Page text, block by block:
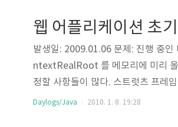
웹 어플리케이션 초
발생일: 2009.01.06 문제: 진행 중인
ntextRealRoot 를 메모리에 미리 올
정할 사항들이 많다. 스트럿츠 프레
츠 프레임웍의 경우는 이런 식으로
Daylogs/Java 2010. 1. 8. 19:28